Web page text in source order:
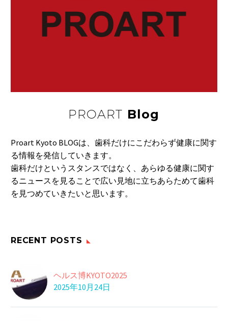
PROART Blog
Proart Kyoto BLOGは、歯科だけにこだわらず健康に関す
る情報を発信していきます。
歯科だけというスタンスではなく、あらゆる健康に関す
るニュースを見ることで広い見地に立ちあらためて歯科
を見つめていきたいと思います。
RECENT POSTS
ヘルス博KYOTO2025
2025年10月24日